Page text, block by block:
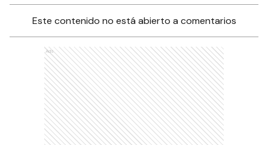
Este contenido no está abierto a comentarios
Ads